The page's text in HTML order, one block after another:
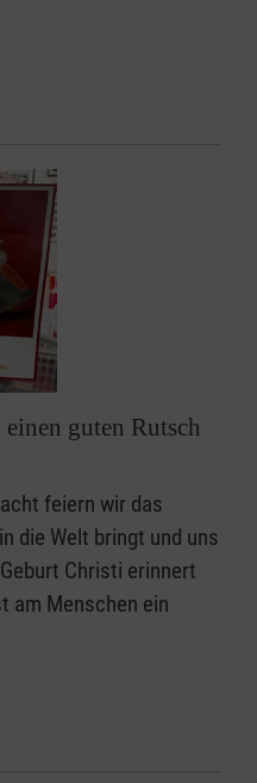
guten Rutsch
feiern wir das
die Welt bringt und uns
Christi erinnert
am Menschen ein